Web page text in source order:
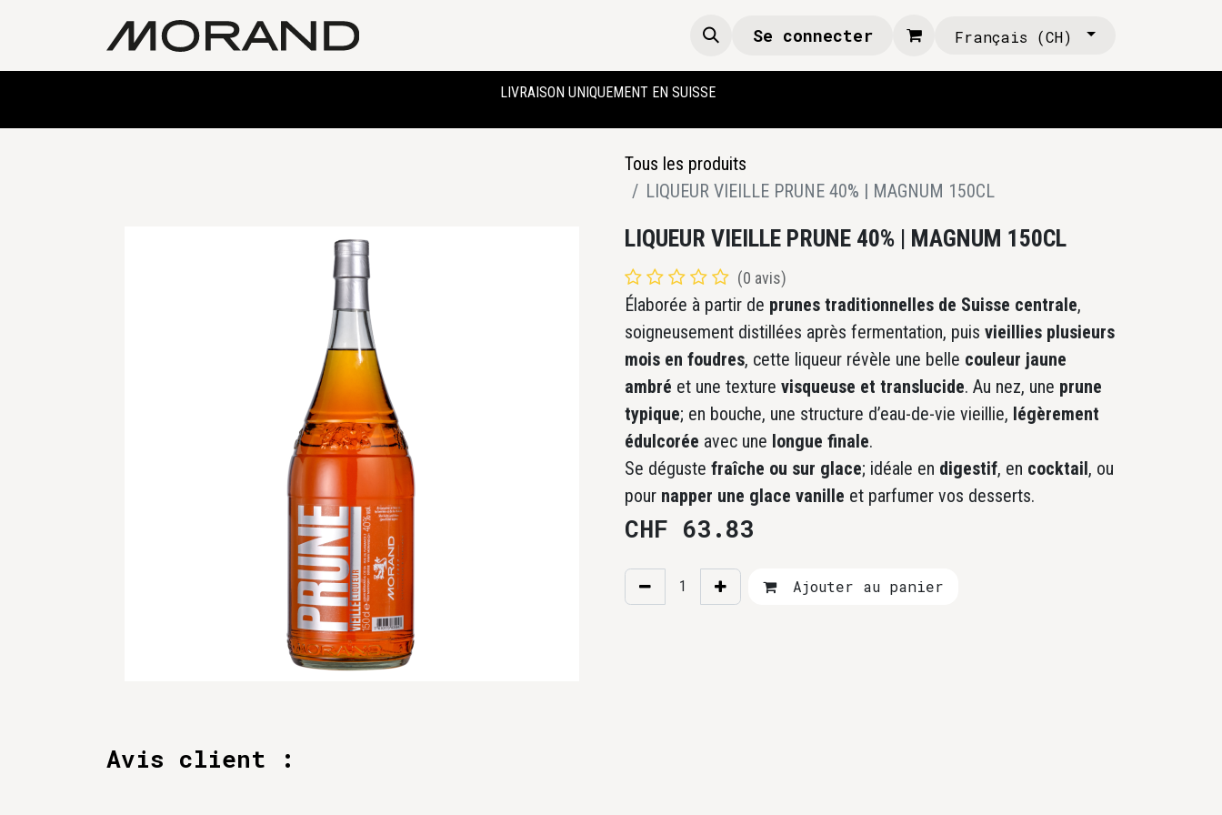
Se connecter Français (CH)
LIVRAISON UNIQUEMENT EN SUISSE
Tous les produits
LIQUEUR VIEILLE PRUNE 40% | MAGNUM 150CL
LIQUEUR VIEILLE PRUNE 40% | MAGNUM 150CL
(0 avis)
Élaborée à partir de prunes traditionnelles de Suisse centrale,
soigneusement distillées après fermentation, puis vieillies plusieurs
mois en foudres, cette liqueur révèle une belle couleur jaune
ambré et une texture visqueuse et translucide. Au nez, une prune
typique; en bouche, une structure d’eau-de-vie vieillie, légèrement
édulcorée avec une longue finale.
Se déguste fraîche ou sur glace; idéale en digestif, en cocktail, ou
pour napper une glace vanille et parfumer vos desserts.
CHF 63.83
Ajouter au panier
Avis client :